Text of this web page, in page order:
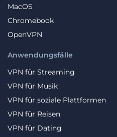
MacOS
Chromebook
OpenVPN
Anwendungsfälle
VPN für Streaming
VPN für Musik
VPN für soziale Plattformen
VPN für Reisen
VPN für Dating